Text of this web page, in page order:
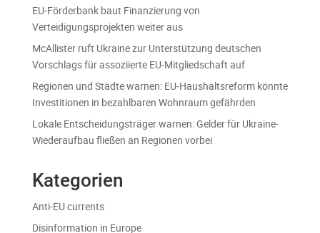
EU-Förderbank baut Finanzierung von
Verteidigungsprojekten weiter aus
McAllister ruft Ukraine zur Unterstützung deutschen
Vorschlags für assoziierte EU-Mitgliedschaft auf
Regionen und Städte warnen: EU-Haushaltsreform könnte
Investitionen in bezahlbaren Wohnraum gefährden
Lokale Entscheidungsträger warnen: Gelder für Ukraine-
Wiederaufbau fließen an Regionen vorbei
Kategorien
Anti-EU currents
Disinformation in Europe